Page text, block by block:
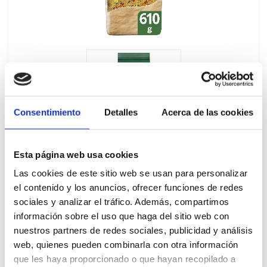
Consentimiento Detalles Acerca de las cookies
Esta página web usa cookies
Las cookies de este sitio web se usan para personalizar
el contenido y los anuncios, ofrecer funciones de redes
sociales y analizar el tráfico. Además, compartimos
información sobre el uso que haga del sitio web con
nuestros partners de redes sociales, publicidad y análisis
web, quienes pueden combinarla con otra información
que les haya proporcionado o que hayan recopilado a
CousCous Knorr 4x610G
669453